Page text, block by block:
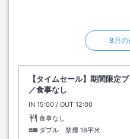
8月の
【タイムセール】期間限定
／食事なし
IN チェックイン
15:00 / OUT チェックアウト
12:00
食事なし
ダブル 禁煙 18平米